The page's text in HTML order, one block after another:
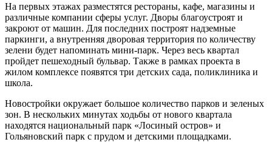
На первых этажах разместятся рестораны, кафе, магазины и
различные компании сферы услуг. Дворы благоустроят и
закроют от машин. Для последних построят надземные
паркинги, а внутренняя дворовая территория по количеству
зелени будет напоминать мини-парк. Через весь квартал
пройдет пешеходный бульвар. Также в рамках проекта в
жилом комплексе появятся три детских сада, поликлиника и
школа.
Новостройки окружает большое количество парков и зеленых
зон. В нескольких минутах ходьбы от нового квартала
находятся национальный парк «Лосиный остров» и
Гольяновский парк с прудом и детскими площадками.